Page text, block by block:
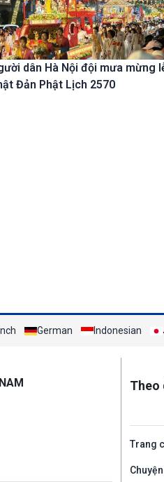
dân Hà Nội đội mưa mừng
Đản Phật Lịch 2570
German Indonesian
Theo
Trang